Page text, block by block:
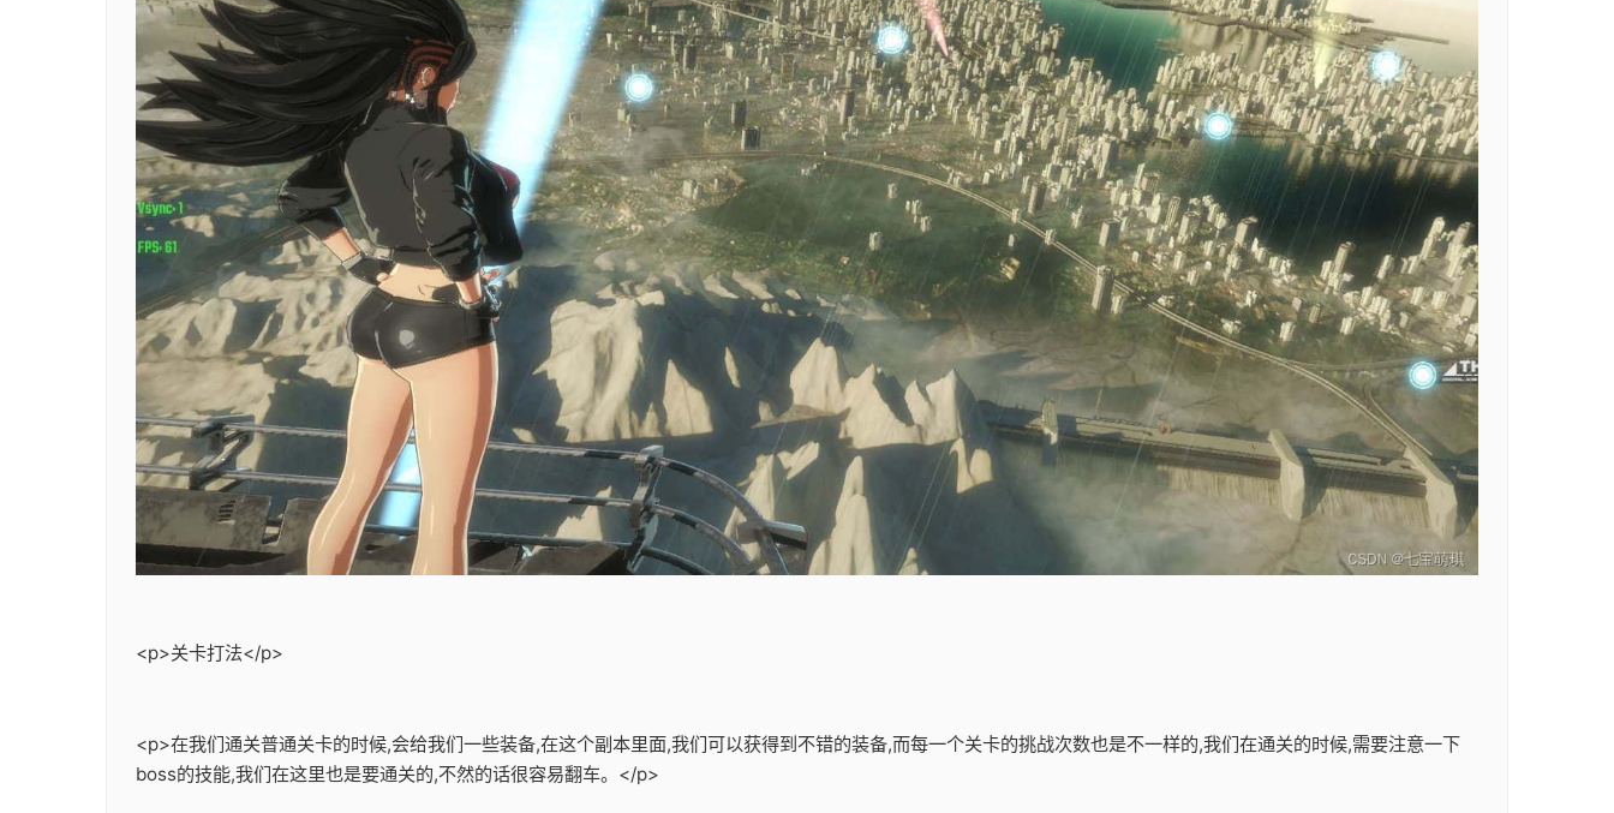
<p>关卡打法</p>
<p>在我们通关普通关卡的时候,会给我们一些装备,在这个副本里面,我们可以获得到不错的装备,而每一个关卡的挑战次数也是不一样的,我们在通关的时候,需要注意一下
boss的技能,我们在这里也是要通关的,不然的话很容易翻车。</p>